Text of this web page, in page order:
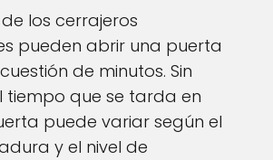
los cerrajeros
pueden abrir una puerta
de minutos. Sin
tiempo que se tarda en
puede variar según el
y el nivel de